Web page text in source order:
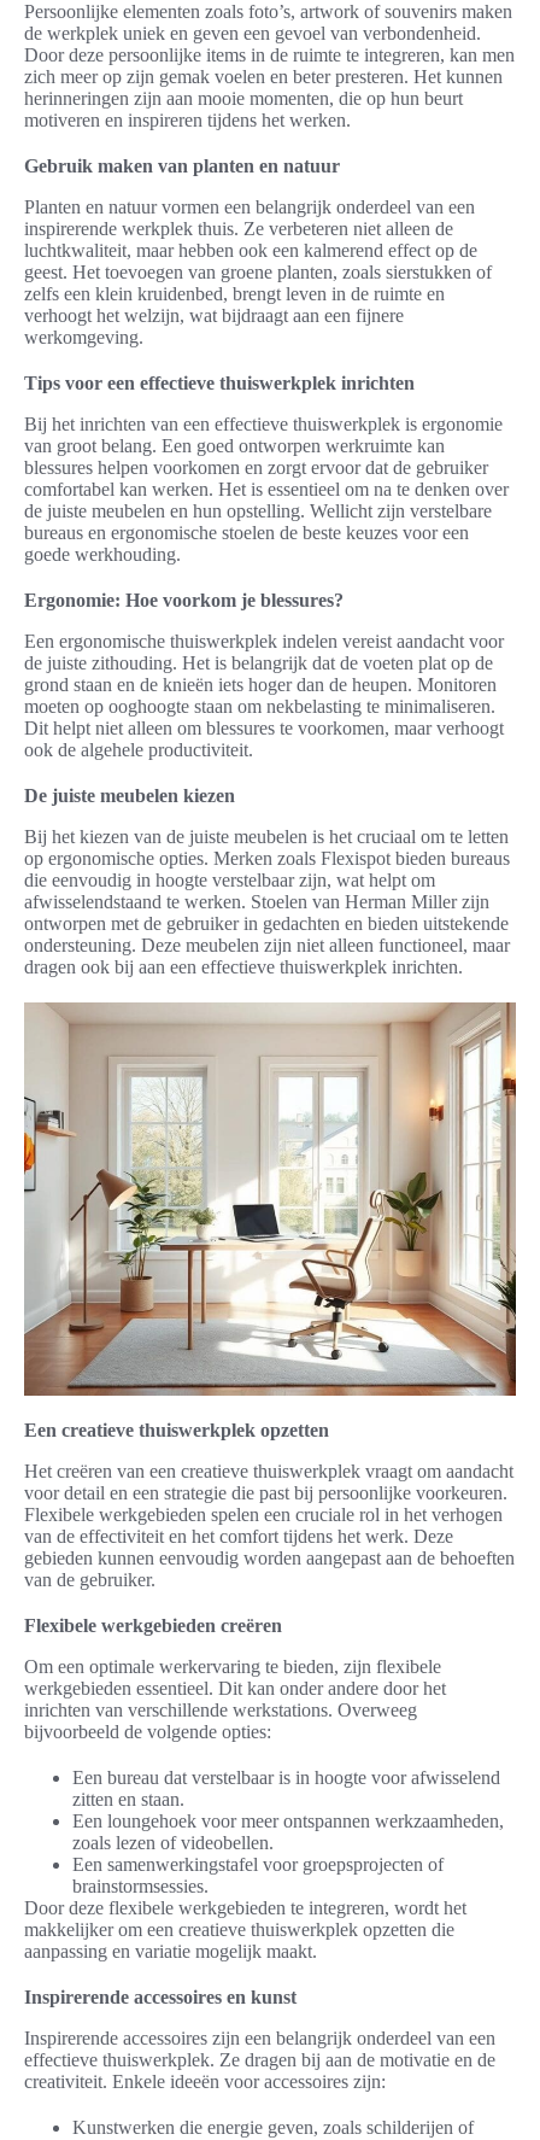
Persoonlijke elementen zoals foto’s, artwork of souvenirs maken
de werkplek uniek en geven een gevoel van verbondenheid.
Door deze persoonlijke items in de ruimte te integreren, kan men
zich meer op zijn gemak voelen en beter presteren. Het kunnen
herinneringen zijn aan mooie momenten, die op hun beurt
motiveren en inspireren tijdens het werken.
Gebruik maken van planten en natuur
Planten en natuur vormen een belangrijk onderdeel van een
inspirerende werkplek thuis. Ze verbeteren niet alleen de
luchtkwaliteit, maar hebben ook een kalmerend effect op de
geest. Het toevoegen van groene planten, zoals sierstukken of
zelfs een klein kruidenbed, brengt leven in de ruimte en
verhoogt het welzijn, wat bijdraagt aan een fijnere
werkomgeving.
Tips voor een effectieve thuiswerkplek inrichten
Bij het inrichten van een effectieve thuiswerkplek is ergonomie
van groot belang. Een goed ontworpen werkruimte kan
blessures helpen voorkomen en zorgt ervoor dat de gebruiker
comfortabel kan werken. Het is essentieel om na te denken over
de juiste meubelen en hun opstelling. Wellicht zijn verstelbare
bureaus en ergonomische stoelen de beste keuzes voor een
goede werkhouding.
Ergonomie: Hoe voorkom je blessures?
Een ergonomische thuiswerkplek indelen vereist aandacht voor
de juiste zithouding. Het is belangrijk dat de voeten plat op de
grond staan en de knieën iets hoger dan de heupen. Monitoren
moeten op ooghoogte staan om nekbelasting te minimaliseren.
Dit helpt niet alleen om blessures te voorkomen, maar verhoogt
ook de algehele productiviteit.
De juiste meubelen kiezen
Bij het kiezen van de juiste meubelen is het cruciaal om te letten
op ergonomische opties. Merken zoals Flexispot bieden bureaus
die eenvoudig in hoogte verstelbaar zijn, wat helpt om
afwisselendstaand te werken. Stoelen van Herman Miller zijn
ontworpen met de gebruiker in gedachten en bieden uitstekende
ondersteuning. Deze meubelen zijn niet alleen functioneel, maar
dragen ook bij aan een effectieve thuiswerkplek inrichten.
Een creatieve thuiswerkplek opzetten
Het creëren van een creatieve thuiswerkplek vraagt om aandacht
voor detail en een strategie die past bij persoonlijke voorkeuren.
Flexibele werkgebieden spelen een cruciale rol in het verhogen
van de effectiviteit en het comfort tijdens het werk. Deze
gebieden kunnen eenvoudig worden aangepast aan de behoeften
van de gebruiker.
Flexibele werkgebieden creëren
Om een optimale werkervaring te bieden, zijn flexibele
werkgebieden essentieel. Dit kan onder andere door het
inrichten van verschillende werkstations. Overweeg
bijvoorbeeld de volgende opties:
Een bureau dat verstelbaar is in hoogte voor afwisselend
zitten en staan.
Een loungehoek voor meer ontspannen werkzaamheden,
zoals lezen of videobellen.
Een samenwerkingstafel voor groepsprojecten of
brainstormsessies.
Door deze flexibele werkgebieden te integreren, wordt het
makkelijker om een creatieve thuiswerkplek opzetten die
aanpassing en variatie mogelijk maakt.
Inspirerende accessoires en kunst
Inspirerende accessoires zijn een belangrijk onderdeel van een
effectieve thuiswerkplek. Ze dragen bij aan de motivatie en de
creativiteit. Enkele ideeën voor accessoires zijn:
Kunstwerken die energie geven, zoals schilderijen of